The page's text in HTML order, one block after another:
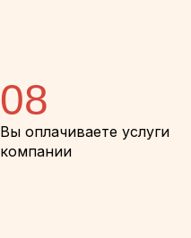
08
Вы оплачиваете услуги
компании